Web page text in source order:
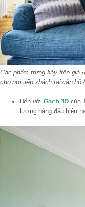
Các phẩm trưng bày trên giá
cho nơi tiếp khách tại căn hộ
Đến với Gạch 3D của
lượng hàng đầu hiện